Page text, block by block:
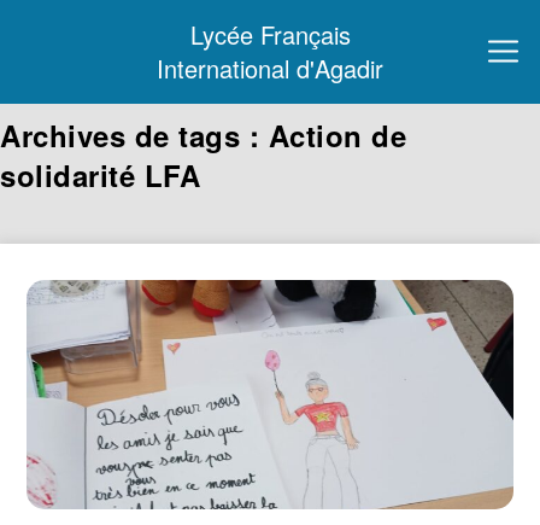
Lycée Français
International d'Agadir
Archives de tags : Action de
solidarité LFA